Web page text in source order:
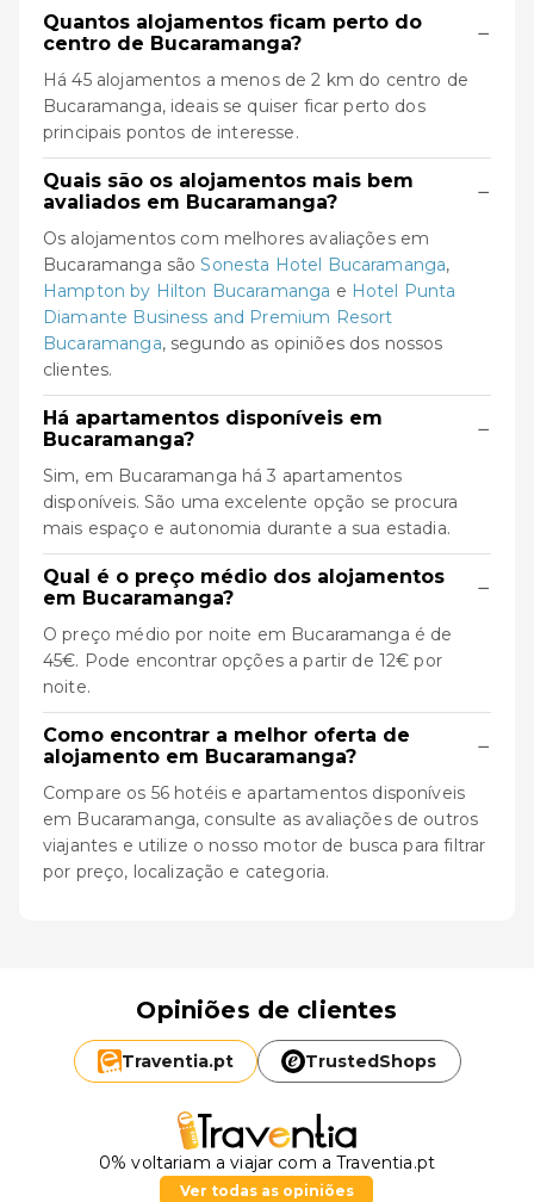
Quantos alojamentos ficam perto do
centro de Bucaramanga?
−
Há 45 alojamentos a menos de 2 km do centro de
Bucaramanga, ideais se quiser ficar perto dos
principais pontos de interesse.
Quais são os alojamentos mais bem
avaliados em Bucaramanga?
−
Os alojamentos com melhores avaliações em
Bucaramanga sãoSonesta Hotel Bucaramanga,
Hampton by Hilton Bucaramanga e Hotel Punta
Diamante Business and Premium Resort
Bucaramanga, segundo as opiniões dos nossos
clientes.
Há apartamentos disponíveis em
Bucaramanga?
−
Sim, em Bucaramanga há 3 apartamentos
disponíveis. São uma excelente opção se procura
mais espaço e autonomia durante a sua estadia.
Qual é o preço médio dos alojamentos
em Bucaramanga?
−
O preço médio por noite em Bucaramanga é de
45€. Pode encontrar opções a partir de 12€ por
noite.
Como encontrar a melhor oferta de
alojamento em Bucaramanga?
−
Compare os 56 hotéis e apartamentos disponíveis
em Bucaramanga, consulte as avaliações de outros
viajantes e utilize o nosso motor de busca para filtrar
por preço, localização e categoria.
Opiniões de clientes
Traventia.pt TrustedShops
0% voltariam a viajar com a Traventia.pt
Ver todas as opiniões